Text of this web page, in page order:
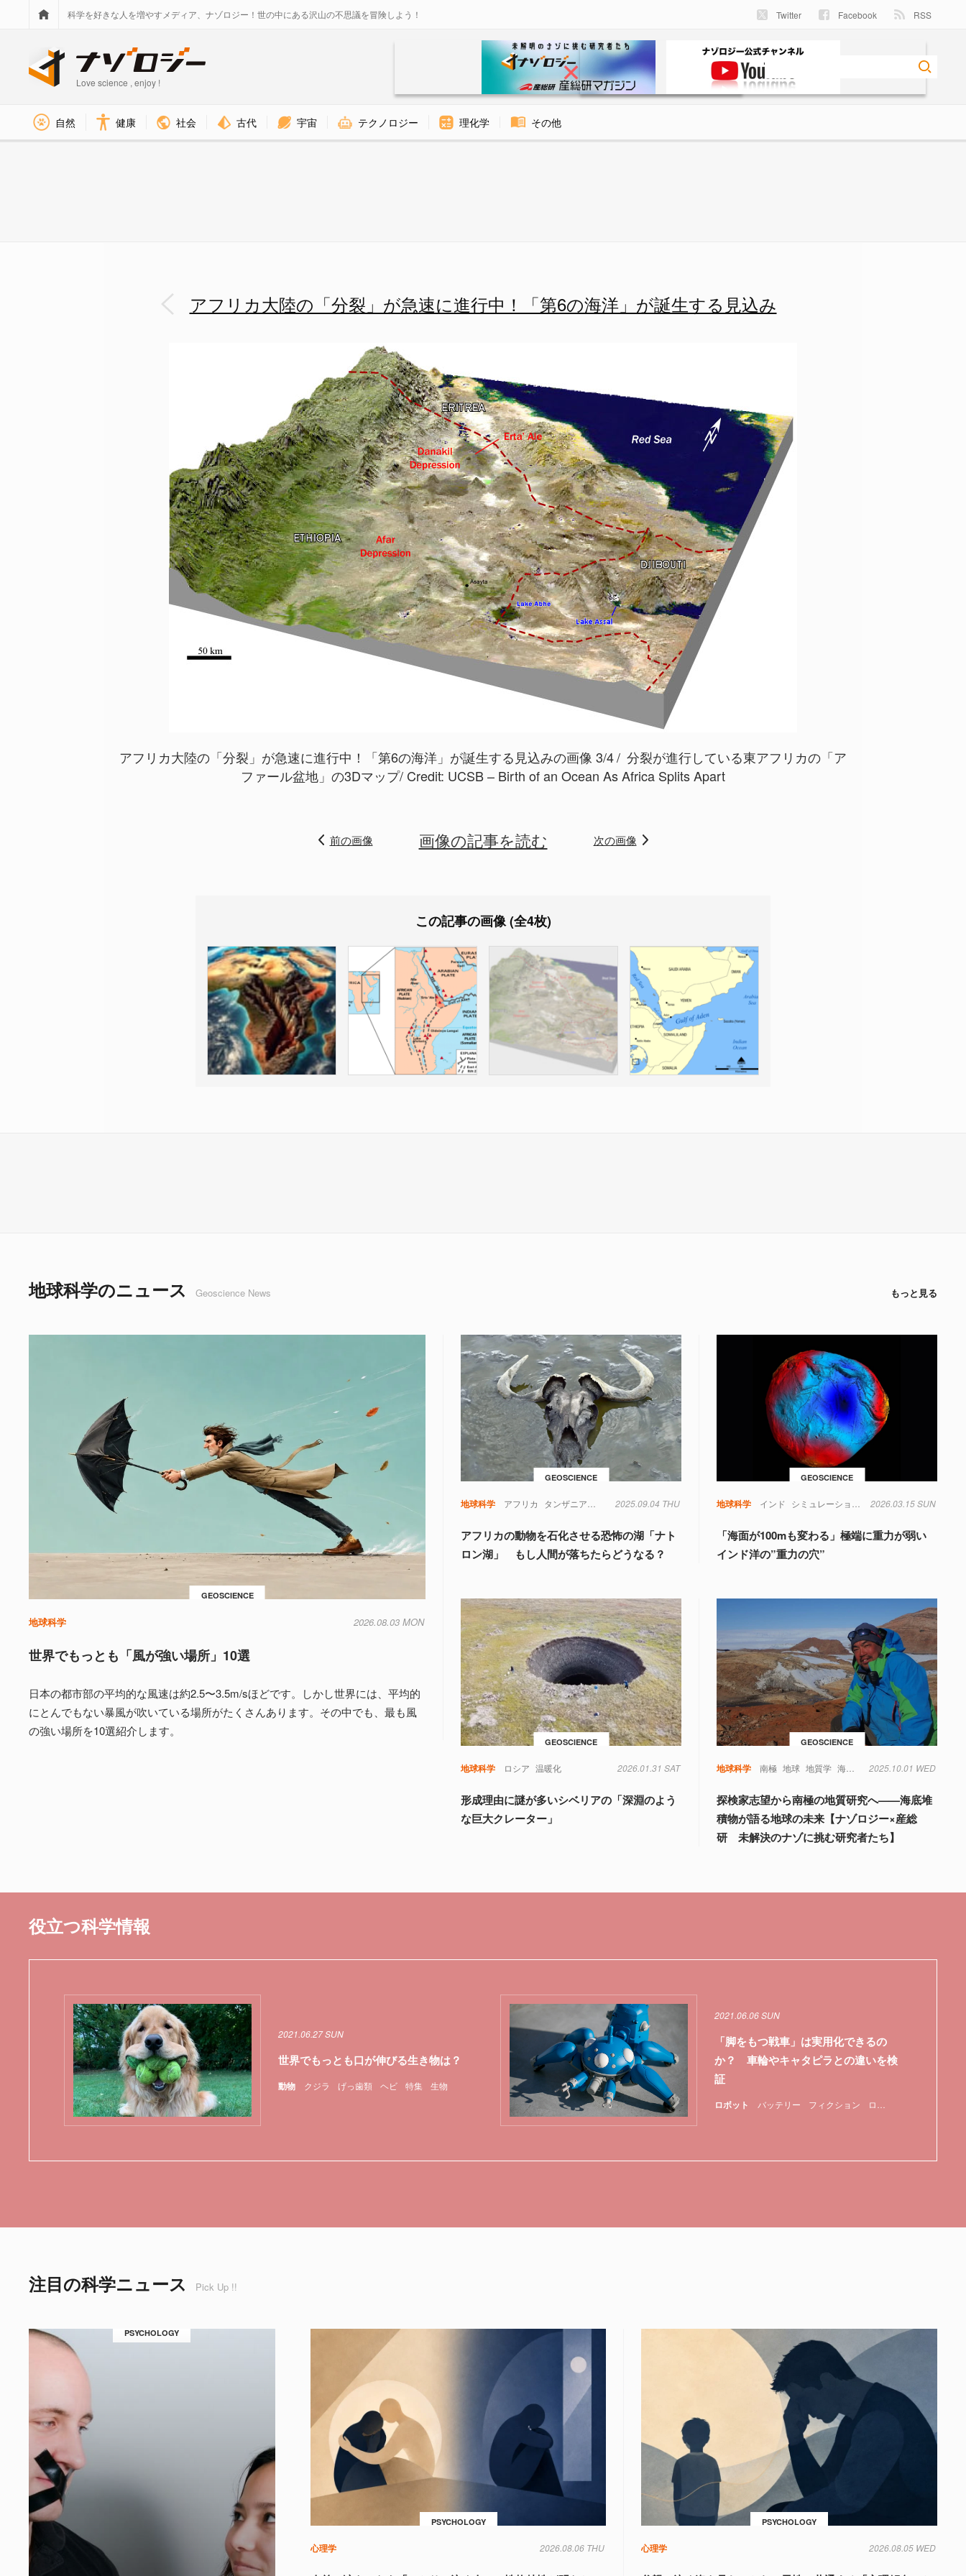
科学を好きな人を増やすメディア、ナゾロジー！世の中にある沢山の不思議を冒険しよう！ Twitter Facebook RSS
Love science , enjoy !
自然 健康 社会 古代 宇宙 テクノロジー 理化学 その他
アフリカ大陸の「分裂」が急速に進行中！「第6の海洋」が誕生する見込み
アフリカ大陸の「分裂」が急速に進行中！「第6の海洋」が誕生する見込みの画像 3/4
分裂が進行している東アフリカの「ア
ファール盆地」の3Dマップ/ Credit: UCSB – Birth of an Ocean As Africa Splits Apart
前の画像 画像の記事を読む 次の画像
この記事の画像 (全4枚)
地球科学のニュース Geoscience News もっと見る
GEOSCIENCE
地球科学 2026.08.03 MON
世界でもっとも「風が強い場所」10選
日本の都市部の平均的な風速は約2.5〜3.5m/sほどです。しかし世界には、平均的
にとんでもない暴風が吹いている場所がたくさんあります。その中でも、最も風
の強い場所を10選紹介します。
GEOSCIENCE
地球科学 アフリカ タンザニア 地球科学 鳥類
2025.09.04 THU
アフリカの動物を石化させる恐怖の湖「ナト
ロン湖」 もし人間が落ちたらどうなる？
GEOSCIENCE
地球科学 インド シミュレーション 地球 物理学 重力
2026.03.15 SUN
「海面が100mも変わる」極端に重力が弱い
インド洋の”重力の穴”
GEOSCIENCE
地球科学 ロシア 温暖化 2026.01.31 SAT
形成理由に謎が多いシベリアの「深淵のよう
な巨大クレーター」
GEOSCIENCE
地球科学 南極 地球 地質学 海底堆積物 温暖化 環境問題
2025.10.01 WED
探検家志望から南極の地質研究へ——海底堆
積物が語る地球の未来【ナゾロジー×産総
研 未解決のナゾに挑む研究者たち】
役立つ科学情報
動物 クジラ げっ歯類 ヘビ 特集 生物
2021.06.27 SUN
世界でもっとも口が伸びる生き物は？
ロボット バッテリー フィクション ロボット
2021.06.06 SUN
「脚をもつ戦車」は実用化できるの
か？ 車輪やキャタピラとの違いを検
証
注目の科学ニュース Pick Up !!
PSYCHOLOGY
PSYCHOLOGY
心理学 2026.08.06 THU
PSYCHOLOGY
心理学 2026.08.05 WED